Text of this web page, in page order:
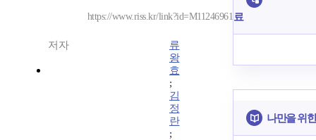
https://www.riss.kr/link?id=M11246961
저자
류
왕
효
;
김
정
란
;
료
나만을 위